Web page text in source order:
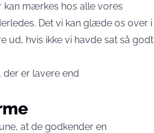
kan mærkes hos alle vores
Det vi kan glæde os over i
ud, hvis ikke vi havde sat så godt
der er lavere end
at de godkender en